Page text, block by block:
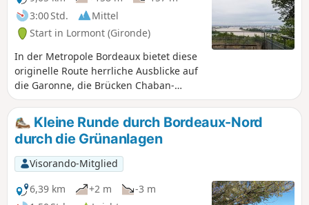
3:00 Std.
Mittel
Start in Lormont (Gironde)
In der Metropole Bordeaux bietet diese
originelle Route herrliche Ausblicke auf
die Garonne, die Brücken Chaban-
Delmas und Aquitaine sowie die Cité du
Vin und weit darüber hinaus, und das
alles inmitten der Natur, aber auch ein
Stück des „alten” Lormont. Achtung,
zahlreiche Treppen (aber in sehr gutem
Zustand).
Kleine Runde durch Bordeaux-Nord
durch die Grünanlagen
Visorando-Mitglied
6,39 km
+2 m
-3 m